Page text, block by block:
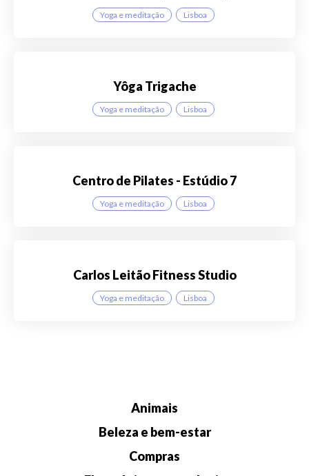
Yoga e meditação Lisboa
Yôga Trigache
Yoga e meditação Lisboa
Centro de Pilates - Estúdio 7
Yoga e meditação Lisboa
Carlos Leitão Fitness Studio
Yoga e meditação Lisboa
Animais
Beleza e bem-estar
Compras